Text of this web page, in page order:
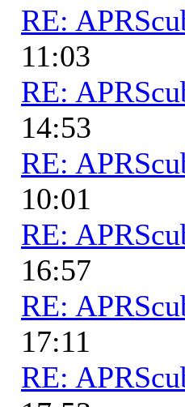
RE:
11:03
RE:
14:53
RE:
10:01
RE:
16:57
RE:
17:11
RE: